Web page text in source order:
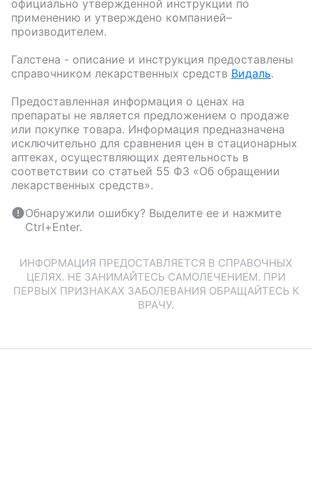
официально утвержденной инструкции по
применению и утверждено компанией–
производителем.
Галстена - описание и инструкция предоставлены
справочником лекарственных средств Видаль.
Предоставленная информация о ценах на
препараты не является предложением о продаже
или покупке товара. Информация предназначена
исключительно для сравнения цен в стационарных
аптеках, осуществляющих деятельность в
соответствии со статьей 55 ФЗ «Об обращении
лекарственных средств».
Обнаружили ошибку? Выделите ее и нажмите
Ctrl+Enter.
ИНФОРМАЦИЯ ПРЕДОСТАВЛЯЕТСЯ В СПРАВОЧНЫХ
ЦЕЛЯХ. НЕ ЗАНИМАЙТЕСЬ САМОЛЕЧЕНИЕМ. ПРИ
ПЕРВЫХ ПРИЗНАКАХ ЗАБОЛЕВАНИЯ ОБРАЩАЙТЕСЬ К
ВРАЧУ.